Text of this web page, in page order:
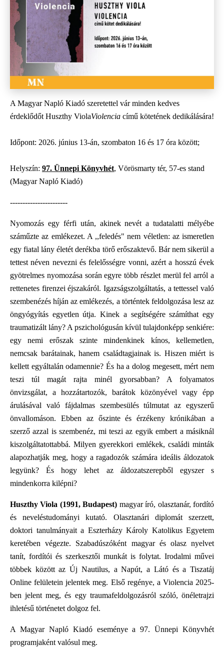
A Magyar Napló Kiadó szeretettel vár minden kedves
érdeklődőt Huszthy ViolaViolencia című kötetének dedikálására!
Időpont: 2026. június 13-án, szombaton 16 és 17 óra között;
Helyszín: 97. Ünnepi Könyvhét, Vörösmarty tér, 57-es stand
(Magyar Napló Kiadó)
-----------------------
Nyomozás egy férfi után, akinek nevét a tudatalatti mélyébe
száműzte az emlékezet. A ,,feledés" nem véletlen: az ismeretlen
egy fiatal lány életét derékba törő erőszaktevő. Bár nem sikerül a
tettest néven nevezni és felelősségre vonni, azért a hosszú évek
gyötrelmes nyomozása során egyre több részlet merül fel arról a
rettenetes firenzei éjszakáról. Igazságszolgáltatás, a tettessel való
szembenézés híján az emlékezés, a történtek feldolgozása lesz az
öngyógyítás egyetlen útja. Kinek a segítségére számíthat egy
traumatizált lány? A pszichológusán kívül tulajdonképp senkiére:
egy nemi erőszak szinte mindenkinek kínos, kellemetlen,
nemcsak barátainak, hanem családtagjainak is. Hiszen miért is
kellett egyáltalán odamennie? És ha a dolog megesett, mért nem
teszi túl magát rajta minél gyorsabban? A folyamatos
önvizsgálat, a hozzátartozók, barátok közönyével vagy épp
árulásával való fájdalmas szembesülés túlmutat az egyszerű
önvallomáson. Ebben az őszinte és érzékeny krónikában a
szerző azzal is szembenéz, mi teszi az egyik embert a másiknál
kiszolgáltatottabbá. Milyen gyerekkori emlékek, családi minták
alapozhatják meg, hogy a ragadozók számára ideális áldozatok
legyünk? És hogy lehet az áldozatszerepből egyszer s
mindenkorra kilépni?
Huszthy Viola (1991, Budapest) magyar író, olasztanár, fordító
és neveléstudományi kutató. Olasztanári diplomát szerzett,
doktori tanulmányait a Eszterházy Károly Katolikus Egyetem
keretében végezte. Szabadúszóként magyar és olasz nyelvet
tanít, fordítói és szerkesztői munkát is folytat. Irodalmi művei
többek között az Új Nautilus, a Napút, a Látó és a Tiszatáj
Online felületein jelentek meg. Első regénye, a Violencia 2025-
ben jelent meg, és egy traumafeldolgozásról szóló, önéletrajzi
ihletésű történetet dolgoz fel.
A Magyar Napló Kiadó eseménye a 97. Ünnepi Könyvhét
programjaként valósul meg.